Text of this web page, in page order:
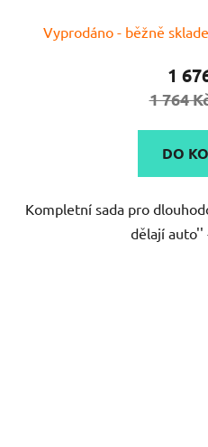
Vyprodáno - běžně
1
1 764
DO
Kompletní sada pro
dělají auto''